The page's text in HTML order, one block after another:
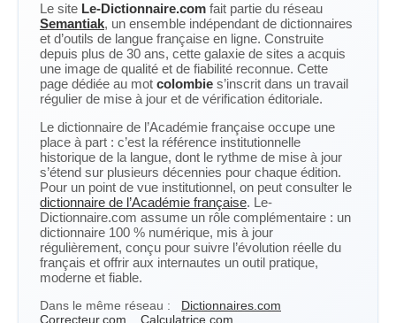
Le site Le-Dictionnaire.com fait partie du réseau
Semantiak, un ensemble indépendant de dictionnaires
et d’outils de langue française en ligne. Construite
depuis plus de 30 ans, cette galaxie de sites a acquis
une image de qualité et de fiabilité reconnue. Cette
page dédiée au mot colombie s’inscrit dans un travail
régulier de mise à jour et de vérification éditoriale.
Le dictionnaire de l’Académie française occupe une
place à part : c’est la référence institutionnelle
historique de la langue, dont le rythme de mise à jour
s’étend sur plusieurs décennies pour chaque édition.
Pour un point de vue institutionnel, on peut consulter le
dictionnaire de l’Académie française. Le-
Dictionnaire.com assume un rôle complémentaire : un
dictionnaire 100 % numérique, mis à jour
régulièrement, conçu pour suivre l’évolution réelle du
français et offrir aux internautes un outil pratique,
moderne et fiable.
Dans le même réseau :
Dictionnaires.com
Correcteur.com
Calculatrice.com